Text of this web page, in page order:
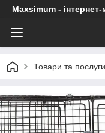
Maxsimum -
Товари та послуги